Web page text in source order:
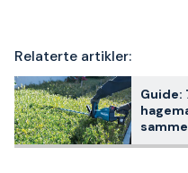
Relaterte artikler:
Guide:
med